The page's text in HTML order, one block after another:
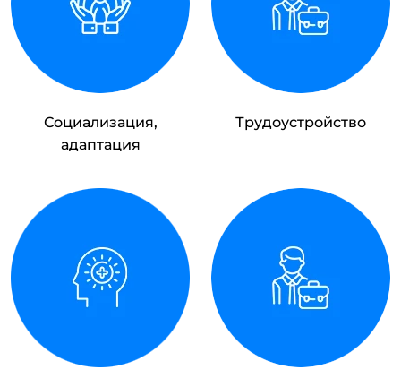
Социализация,
адаптация
Трудоустройство